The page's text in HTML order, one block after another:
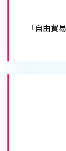
「自由貿